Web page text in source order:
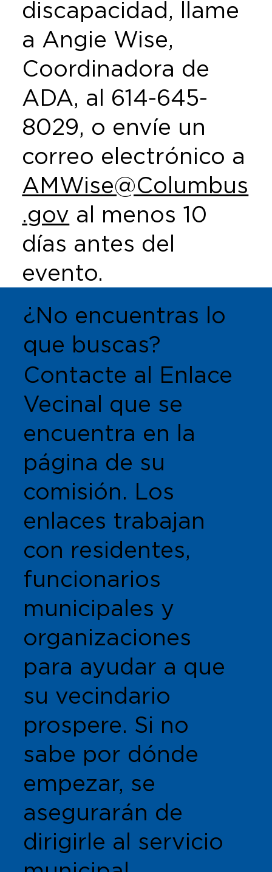
discapacidad, llame
a Angie Wise,
Coordinadora de
ADA, al 614-645-
8029, o envíe un
correo electrónico a
AMWise@Columbus
.gov al menos 10
días antes del
evento.
¿No encuentras lo
que buscas?
Contacte al Enlace
Vecinal que se
encuentra en la
página de su
comisión. Los
enlaces trabajan
con residentes,
funcionarios
municipales y
organizaciones
para ayudar a que
su vecindario
prospere. Si no
sabe por dónde
empezar, se
asegurarán de
dirigirle al servicio